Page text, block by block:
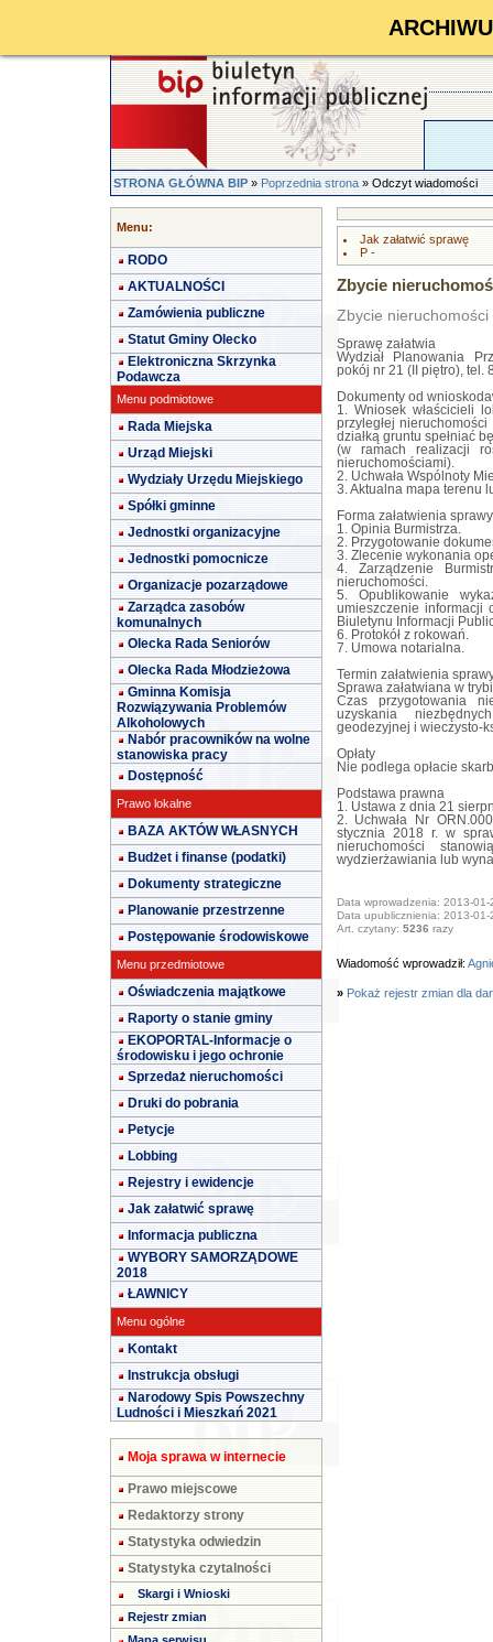
STRONA GŁÓWNA BIP»Poprzednia strona» Odczyt wiadomości
Menu:
RODO
AKTUALNOŚCI
Zamówienia publiczne
Statut Gminy Olecko
Elektroniczna Skrzynka
Podawcza
Menu podmiotowe
Rada Miejska
Urząd Miejski
Wydziały Urzędu Miejskiego
Spółki gminne
Jednostki organizacyjne
Jednostki pomocnicze
Organizacje pozarządowe
Zarządca zasobów
komunalnych
Olecka Rada Seniorów
Olecka Rada Młodzieżowa
Gminna Komisja
Rozwiązywania Problemów
Alkoholowych
Nabór pracowników na wolne
stanowiska pracy
Dostępność
Prawo lokalne
BAZA AKTÓW WŁASNYCH
Budżet i finanse (podatki)
Dokumenty strategiczne
Planowanie przestrzenne
Postępowanie środowiskowe
Menu przedmiotowe
Oświadczenia majątkowe
Raporty o stanie gminy
EKOPORTAL-Informacje o
środowisku i jego ochronie
Sprzedaż nieruchomości
Druki do pobrania
Petycje
Lobbing
Rejestry i ewidencje
Jak załatwić sprawę
Informacja publiczna
WYBORY SAMORZĄDOWE
2018
ŁAWNICY
Menu ogólne
Kontakt
Instrukcja obsługi
Narodowy Spis Powszechny
Ludności i Mieszkań 2021
Moja sprawa w internecie
Prawo miejscowe
Redaktorzy strony
Statystyka odwiedzin
Statystyka czytalności
Skargi i Wnioski
Rejestr zmian
Jak załatwić sprawę
P -
Zbycie
Zbycie nieruchomości
Sprawę załatwia
Wydział Planowania
pokój nr 21 (II piętro), tel.
Dokumenty od
1. Wniosek właścicieli
przyległej
działką gruntu spełniać
(w ramach realizacji
nieruchomościami).
2. Uchwała Wspólnoty
3. Aktualna mapa terenu
Forma załatwienia sprawy
1. Opinia Burmistrza.
2. Przygotowanie
3. Zlecenie wykonania
4. Zarządzenie
nieruchomości.
5. Opublikowanie
umieszczenie informacji
Biuletynu Informacji
6. Protokół z rokowań.
7. Umowa notarialna.
Termin załatwienia
Sprawa załatwiana w
Czas przygotowania
uzyskania
geodezyjnej i wieczysto-
Opłaty
Nie podlega opłacie
Podstawa prawna
1. Ustawa z dnia 21
2. Uchwała Nr
stycznia 2018 r. w
nieruchomości
wydzierżawiania lub
Data wprowadzenia: 2013-01-
Data upublicznienia: 2013-01-
Art. czytany: 5236 razy
Wiadomość wprowadził:
» Pokaż rejestr zmian dla